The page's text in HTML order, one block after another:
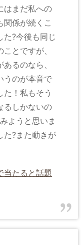
はまだ私への
係が続くこ
た?今後も同じ
とですが、
るのなら、
うのが本音で
！私もそう
るしかないの
ようと思いま
た?また動きが
当たると話題